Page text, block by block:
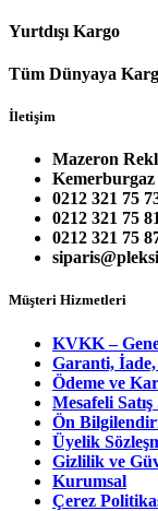
Yurtdışı Kargo
Tüm Dünyaya
İletişim
Mazeron
0212 321 75
0212 321 75 81
0212 321 75
Müşteri Hizmetleri
KVKK –
Garanti,
Ödeme ve
Mesafeli Satış
Ön
Üyelik
Gizlilik ve
Kurumsal
Çerez